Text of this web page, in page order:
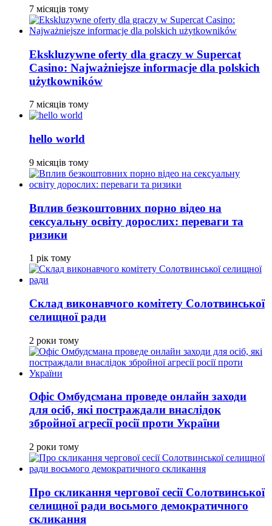
7 місяців тому
Ekskluzywne oferty dla graczy w Supercat
Casino: Najważniejsze informacje dla polskich
użytkowników
7 місяців тому
hello world
9 місяців тому
Вплив безкоштовних порно відео на
сексуальну освіту дорослих: переваги та
ризики
1 рік тому
Склад виконавчого комітету Солотвинської
селищної ради
2 роки тому
Офіс Омбудсмана проведе онлайн заходи
для осіб, які постраждали внаслідок
збройної агресії росії проти України
2 роки тому
Про скликання чергової сесії Солотвинської
селищної ради восьмого демократичного
скликання